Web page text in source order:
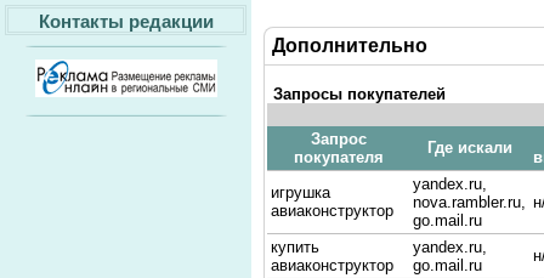
Контакты редакции
Дополнительно
Запросы покупателей
Запрос
покупателя
Где искали
игрушка
авиаконструктор
yandex.ru,
nova.rambler.ru,
go.mail.ru
купить
авиаконструктор
yandex.ru,
go.mail.ru